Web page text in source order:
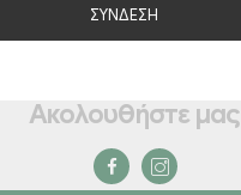
ΣΎΝΔΕΣΗ
Ακολουθήστε μας